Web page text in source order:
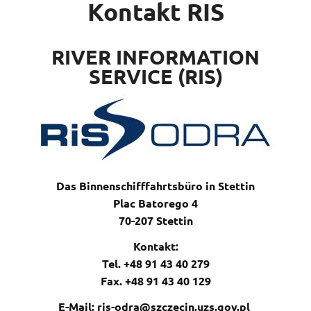
Kontakt RIS
RIVER INFORMATION
SERVICE (RIS)
Das Binnenschifffahrtsbüro in Stettin
Plac Batorego 4
70-207 Stettin
Kontakt:
Tel. +48 91 43 40 279
Fax. +48 91 43 40 129
E-Mail: ris-odra@szczecin.uzs.gov.pl